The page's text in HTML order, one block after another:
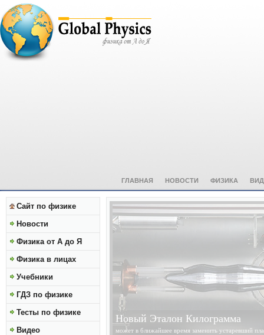
ГЛАВНАЯ НОВОСТИ ФИЗИКА
Сайт по физике
Новости
Физика от А до Я
Физика в лицах
Учебники
ГДЗ по физике
Тесты по физике
Видео
Солнце Становится Ближе
получены изображения высокого разрешения